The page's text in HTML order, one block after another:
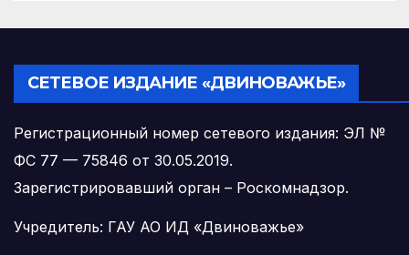
СЕТЕВОЕ ИЗДАНИЕ «ДВИНОВАЖЬЕ»
Регистрационный номер сетевого издания: ЭЛ №
ФС 77 — 75846 от 30.05.2019.
Зарегистрировавший орган – Роскомнадзор.
Учредитель: ГАУ АО ИД «Двиноважье»